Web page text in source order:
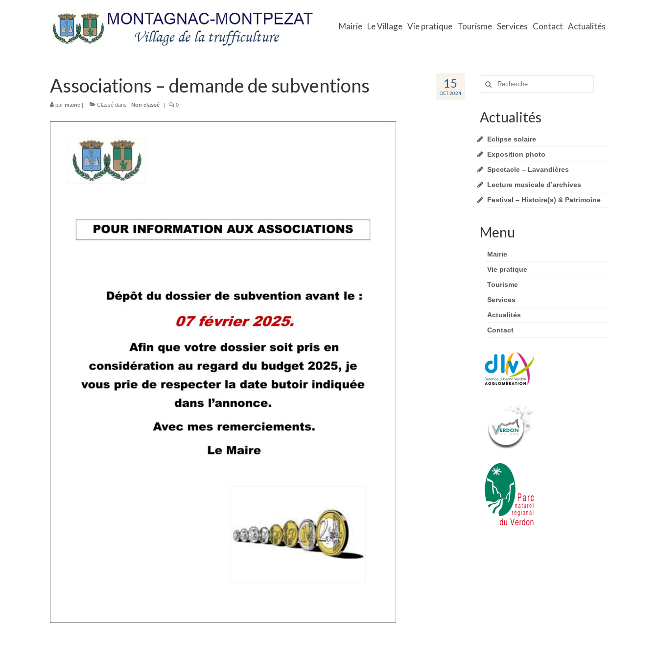
Mairie Le Village Vie pratique Tourisme Services Contact Actualités
15
OCT 2024
Associations – demande de subventions
par mairie | Classé dans : Non classé | 0
Rechercher
Actualités
Eclipse solaire
Exposition photo
Spectacle – Lavandières
Lecture musicale d’archives
Festival – Histoire(s) & Patrimoine
Menu
Mairie
Vie pratique
Tourisme
Services
Actualités
Contact